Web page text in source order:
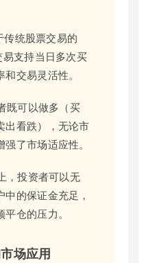
统股票交易的
支持当日多次买
交易灵活性。
既可以做多（买
出看跌），无论市
了市场适应性。
，投资者可以无
的保证金充足，
仓的压力。
场应用